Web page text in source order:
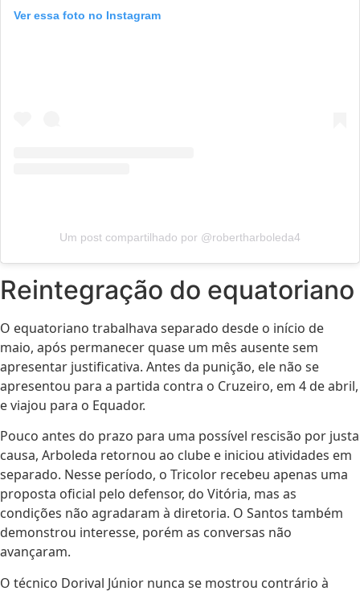
Ver essa foto no Instagram
Um post compartilhado por @robertharboleda4
Reintegração do equatoriano
O equatoriano trabalhava separado desde o início de
maio, após permanecer quase um mês ausente sem
apresentar justificativa. Antes da punição, ele não se
apresentou para a partida contra o Cruzeiro, em 4 de abril,
e viajou para o Equador.
Pouco antes do prazo para uma possível rescisão por justa
causa, Arboleda retornou ao clube e iniciou atividades em
separado. Nesse período, o Tricolor recebeu apenas uma
proposta oficial pelo defensor, do Vitória, mas as
condições não agradaram à diretoria. O Santos também
demonstrou interesse, porém as conversas não
avançaram.
O técnico Dorival Júnior nunca se mostrou contrário à